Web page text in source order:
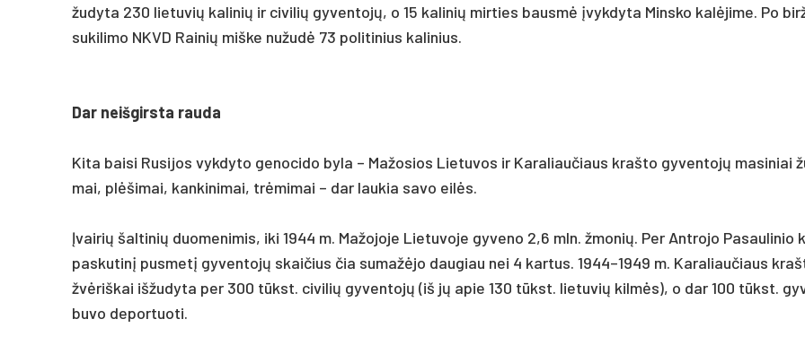
žu­dy­ta 230 lie­tu­vių ka­li­nių ir ci­vi­lių gy­ven­tojų, o 15 ka­li­nių mir­ties bausmė įvyk­dy­ta Mins­ko kalė­ji­me. Po
su­ki­li­mo NKVD Rai­nių miš­ke nu­žudė 73 po­li­ti­nius ka­li­nius.
Dar neiš­girs­ta rau­da
Ki­ta bai­si Ru­si­jos vyk­dy­to ge­no­ci­do by­la – Ma­žo­sios Lie­tu­vos ir Ka­ra­liau­čiaus kraš­to gy­ven­tojų ma­si­niai
mai, plėši­mai, kan­ki­ni­mai, trėmi­mai – dar lau­kia sa­vo eilės.
Įvai­rių šal­ti­nių duo­me­ni­mis, iki 1944 m. Ma­žo­jo­je Lie­tu­vo­je gy­ve­no 2,6 mln. žmo­nių. Per Ant­ro­jo Pa­sau­li­nio
pa­sku­tinį pus­metį gy­ven­tojų skai­čius čia su­mažė­jo dau­giau nei 4 kar­tus. 1944–1949 m. Ka­ra­liau­čiaus
žvėriš­kai iš­žu­dy­ta per 300 tūkst. ci­vi­lių gy­ven­tojų (iš jų apie 130 tūkst. lie­tu­vių kilmės), o dar 100 tūkst.
bu­vo de­por­tuo­ti.